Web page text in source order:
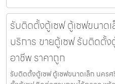
รับติดตั้งตู้เซฟ ตู้เซฟขนาด
บริการ ขายตู้เซฟ รับติดตั้
อาชีพ ราคาถูก
รับติดตั้งตู้เซฟ ตู้เซฟขนาดเล็ก นคร